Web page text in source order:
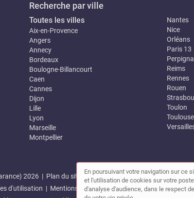
Recherche par ville
Toutes les villes
Aix-en-Provence
Angers
Annecy
Bordeaux
Boulogne-Billancourt
Caen
Cannes
Dijon
Lille
Lyon
Marseille
Montpellier
Nantes
Nice
Orléans
Paris 13
Reims
Rennes
Rouen
Toulon
Toulouse
2026 | Plan du site |Mon compte |Contact
d'utilisation | Mentions légales
En poursuivant votre navigation sur ce
et l'utilisation de cookies sur votre
d'analyse d'audience, dans le respect